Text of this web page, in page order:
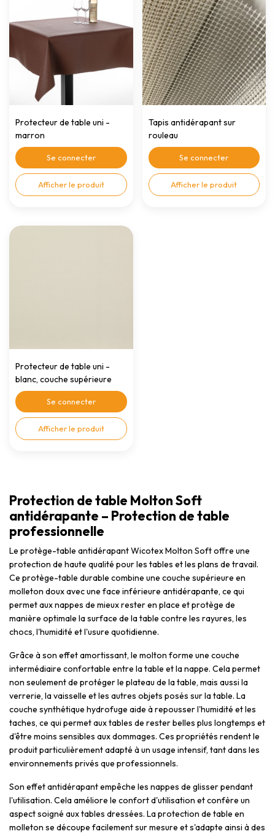
Protecteur de table uni -
marron
Se connecter
Afficher le produit
Tapis antidérapant sur
rouleau
Se connecter
Afficher le produit
Protecteur de table uni -
blanc, couche supérieure
lisse, rouleau 140cm x 20mtr.
Se connecter
Afficher le produit
Protection de table Molton Soft
antidérapante – Protection de table
professionnelle
Le protège-table antidérapant Wicotex Molton Soft offre une
protection de haute qualité pour les tables et les plans de travail.
Ce protège-table durable combine une couche supérieure en
molleton doux avec une face inférieure antidérapante, ce qui
permet aux nappes de mieux rester en place et protège de
manière optimale la surface de la table contre les rayures, les
chocs, l'humidité et l'usure quotidienne.
Grâce à son effet amortissant, le molton forme une couche
intermédiaire confortable entre la table et la nappe. Cela permet
non seulement de protéger le plateau de la table, mais aussi la
verrerie, la vaisselle et les autres objets posés sur la table. La
couche synthétique hydrofuge aide à repousser l'humidité et les
taches, ce qui permet aux tables de rester belles plus longtemps et
d'être moins sensibles aux dommages. Ces propriétés rendent le
produit particulièrement adapté à un usage intensif, tant dans les
environnements privés que professionnels.
Son effet antidérapant empêche les nappes de glisser pendant
l'utilisation. Cela améliore le confort d'utilisation et confère un
aspect soigné aux tables dressées. La protection de table en
molleton se découpe facilement sur mesure et s'adapte ainsi à des